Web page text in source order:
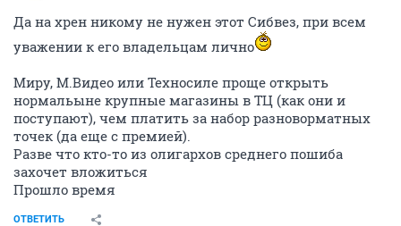
Да на хрен никому не нужен этот Сибвез, при всем
уважении к его владельцам лично
Миру, М.Видео или Техносиле проще открыть
нормальыне крупные магазины в ТЦ (как они и
поступают), чем платить за набор разноворматных
точек (да еще с премией).
Разве что кто-то из олигархов среднего пошиба
захочет вложиться
Прошло время
ОТВЕТИТЬ